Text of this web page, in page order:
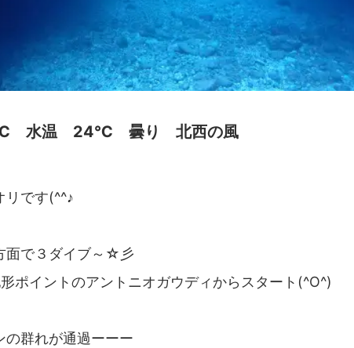
水温 24℃ 曇り 北西の風
リです(^^♪
面で３ダイブ～☆彡
ポイントのアントニオガウディからスタート(^O^)
の群れが通過ーーー